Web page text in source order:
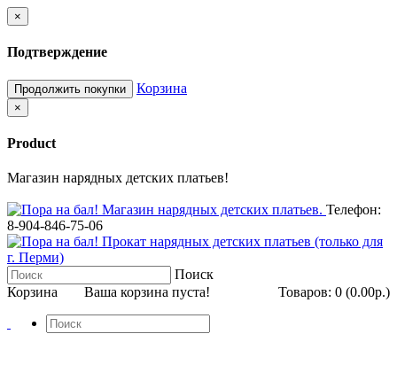
×
Подтверждение
Продолжить покупки Корзина
×
Product
Магазин нарядных детских платьев!
Телефон:
8-904-846-75-06
Поиск
Корзина
Товаров: 0 (0.00р.)
Ваша корзина пуста!